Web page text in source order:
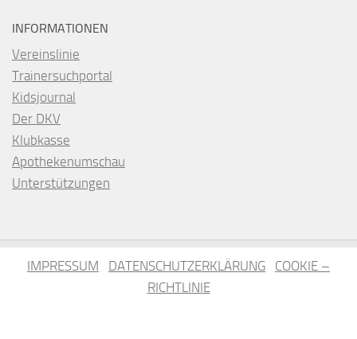
INFORMATIONEN
Vereinslinie
Trainersuchportal
Kidsjournal
Der DKV
Klubkasse
Apothekenumschau
Unterstützungen
IMPRESSUM DATENSCHUTZERKLÄRUNG
COOKIE –
RICHTLINIE